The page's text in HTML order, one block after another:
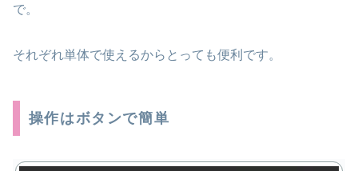
で。
それぞれ単体で使えるからとっても便利です。
操作はボタンで簡単